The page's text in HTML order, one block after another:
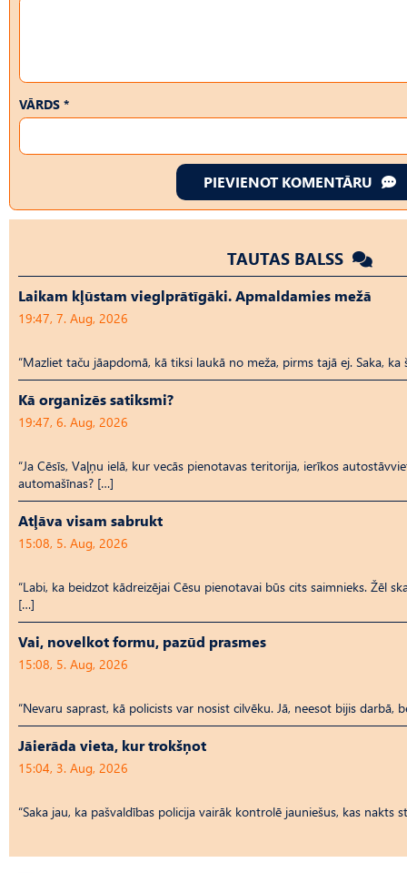
VĀRDS *
PIEVIENOT KOMENTĀRU
TAUTAS BALSS
Laikam kļūstam vieglprātīgāki. Apmaldamies mežā
19:47, 7. Aug, 2026
“Mazliet taču jāapdomā, kā tiksi laukā no meža, pirms tajā ej. Saka,
Kā organizēs satiksmi?
19:47, 6. Aug, 2026
“Ja Cēsīs, Vaļņu ielā, kur vecās pienotavas teritorija, ierīkos
automašīnas? […]
Atļāva visam sabrukt
15:08, 5. Aug, 2026
“Labi, ka beidzot kādreizējai Cēsu pienotavai būs cits saimnieks. Žēl
[…]
Vai, novelkot formu, pazūd prasmes
15:08, 5. Aug, 2026
“Nevaru saprast, kā policists var nosist cilvēku. Jā, neesot bijis darbā,
Jāierāda vieta, kur trokšņot
15:04, 3. Aug, 2026
“Saka jau, ka pašvaldības policija vairāk kontrolē jauniešus, kas nakts